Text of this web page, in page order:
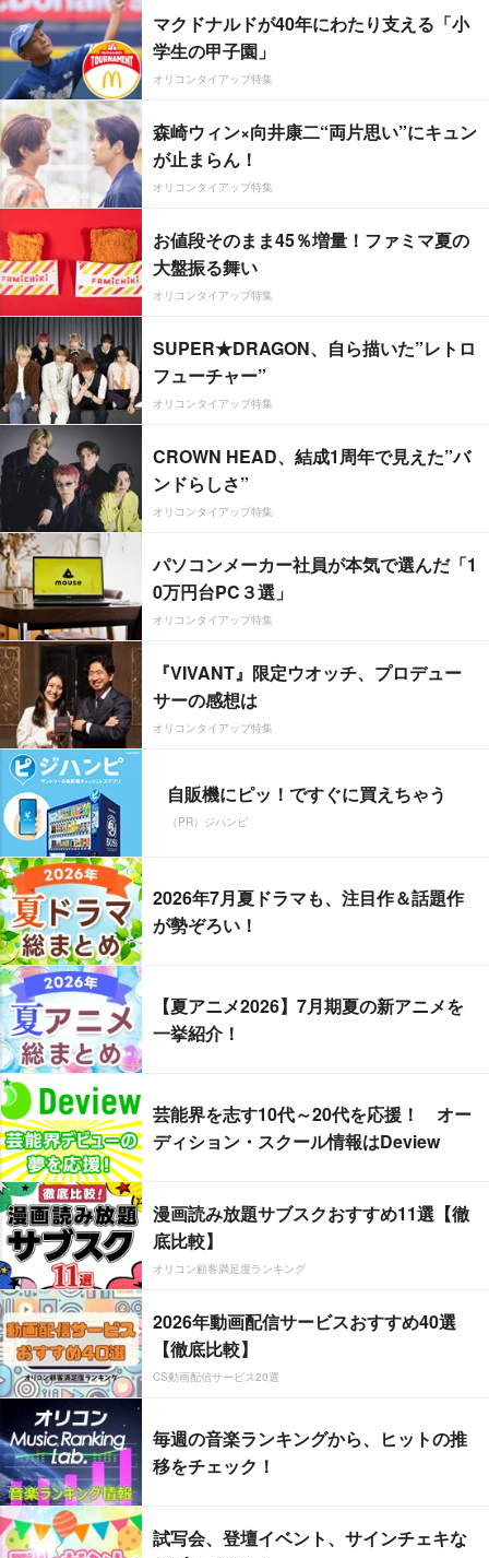
マクドナルドが40年にわたり支える「小
学生の甲子園」
オリコンタイアップ特集
森崎ウィン×向井康二“両片思い”にキュン
が止まらん！
オリコンタイアップ特集
お値段そのまま45％増量！ファミマ夏の
大盤振る舞い
オリコンタイアップ特集
SUPER★DRAGON、自ら描いた”レトロ
フューチャー”
オリコンタイアップ特集
CROWN HEAD、結成1周年で見えた”バ
ンドらしさ”
オリコンタイアップ特集
パソコンメーカー社員が本気で選んだ「1
0万円台PC３選」
オリコンタイアップ特集
『VIVANT』限定ウオッチ、プロデュー
サーの感想は
オリコンタイアップ特集
自販機にピッ！ですぐに買えちゃう
（PR）ジハンピ
2026年7月夏ドラマも、注目作＆話題作
が勢ぞろい！
【夏アニメ2026】7月期夏の新アニメを
一挙紹介！
芸能界を志す10代～20代を応援！ オー
ディション・スクール情報はDeview
漫画読み放題サブスクおすすめ11選【徹
底比較】
オリコン顧客満足度ランキング
2026年動画配信サービスおすすめ40選
【徹底比較】
CS動画配信サービス20選
毎週の音楽ランキングから、ヒットの推
移をチェック！
試写会、登壇イベント、サインチェキな